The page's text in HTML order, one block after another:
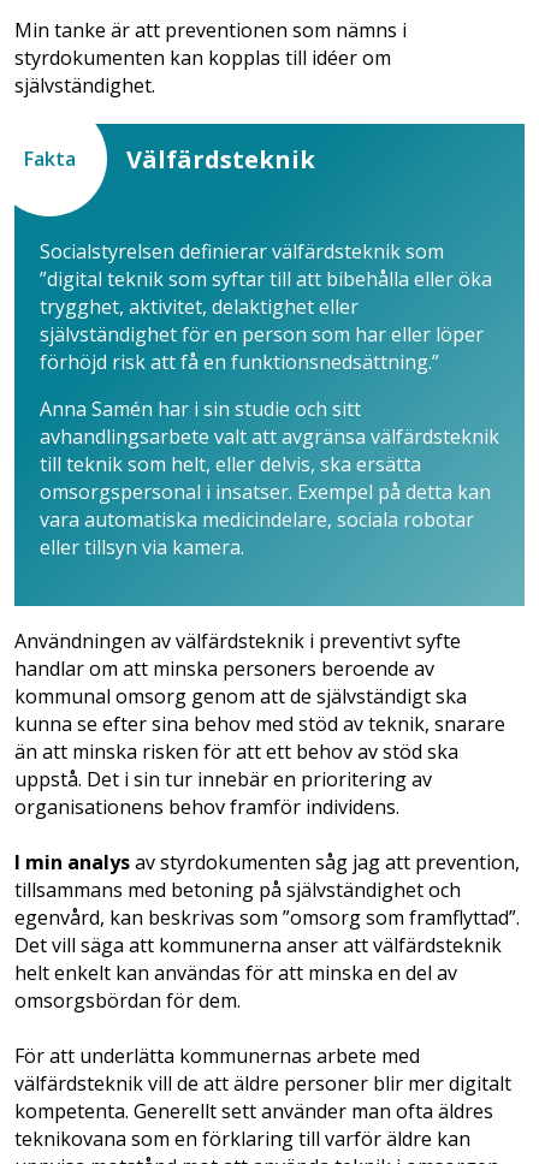
Min tanke är att preventionen som nämns ­i
styrdokumenten kan kopplas till idéer om
självständighet.
Fakta Välfärdsteknik
Socialstyrelsen definierar välfärdsteknik som
”digital teknik som syftar till att bibehålla eller öka
trygghet, aktivitet, delaktighet eller
självständighet för en person som har eller löper
förhöjd risk ­att få en funktionsnedsättning.”
Anna Samén har i sin studie och sitt
avhandlingsarbete valt att avgränsa välfärdsteknik
till teknik som helt, eller delvis, ska ersätta
omsorgspersonal ­i insatser. Exempel på detta kan
vara ­automatiska medicindelare, sociala ­robotar
eller tillsyn via kamera.
Användningen av välfärds­teknik i preventivt syfte
handlar om att minska personers beroende av
kommunal omsorg genom att de självständigt ska
kunna se efter sina behov med stöd av teknik, snarare
än att minska risken för att ett behov av stöd ska
uppstå. Det i sin tur innebär en prioritering av
organisationens behov framför individens.
I min analysav styrdokumenten såg jag att prevention,
tillsammans med betoning på självständighet och
egenvård, kan beskrivas som ”omsorg som framflyttad”.
Det vill säga att kommunerna anser att välfärdsteknik
helt enkelt kan användas för att minska en del av
omsorgsbördan för dem.
För att underlätta kommunernas arbete med
välfärdsteknik vill de att äldre personer blir mer digitalt
kompetenta. Generellt sett använder man ofta äldres
teknikovana som en förklaring till varför äldre kan